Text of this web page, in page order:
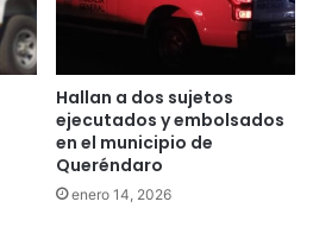
Hallan a dos sujetos
ejecutados y embolsados
en el municipio de
Queréndaro
enero 14, 2026